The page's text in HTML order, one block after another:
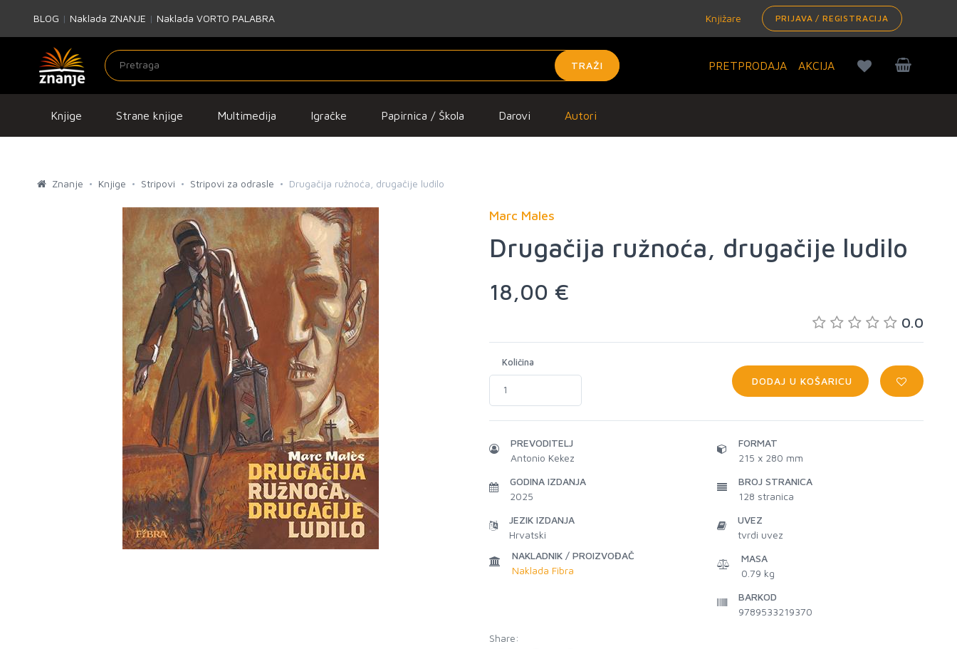
BLOG | Naklada ZNANJE | Naklada VORTO PALABRA Knjižare PRIJAVA / REGISTRACIJA
TRAŽI PRETPRODAJA AKCIJA
Knjige Strane knjige Multimedija Igračke Papirnica / Škola Darovi Autori
Znanje Knjige Stripovi Stripovi za odrasle Drugačija ružnoća, drugačije ludilo
Marc Males
Drugačija ružnoća, drugačije ludilo
18,00 €
0.0
Količina
DODAJ U KOŠARICU
PREVODITELJ
Antonio Kekez
GODINA IZDANJA
2025
JEZIK IZDANJA
Hrvatski
NAKLADNIK / PROIZVOĐAČ
Naklada Fibra
FORMAT
215 x 280 mm
BROJ STRANICA
128 stranica
UVEZ
tvrdi uvez
MASA
0.79 kg
BARKOD
9789533219370
Share: